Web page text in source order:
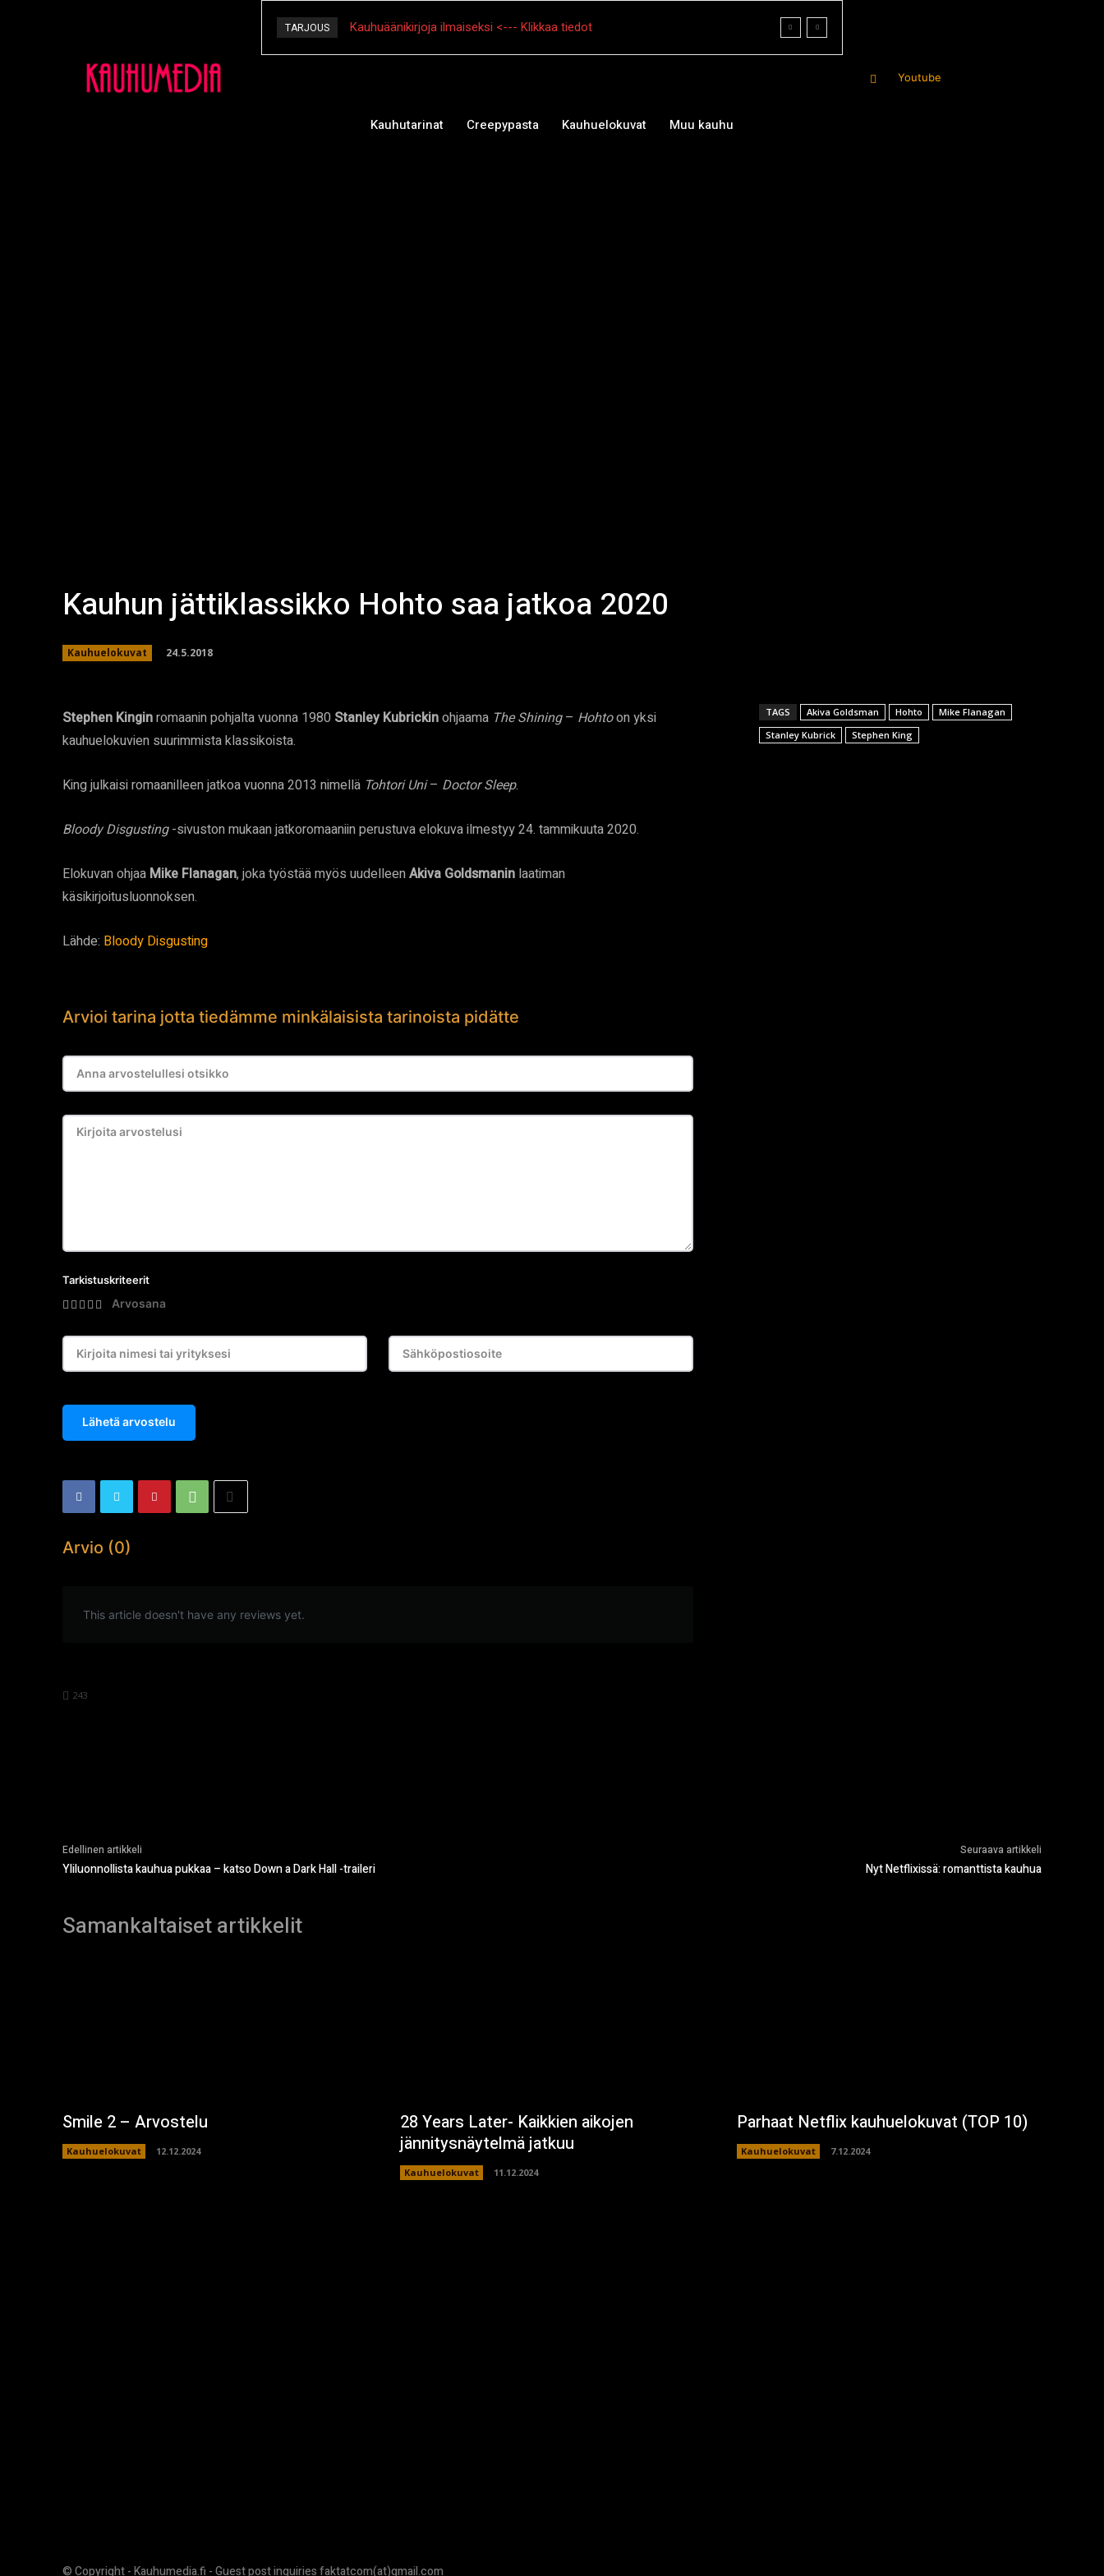
TARJOUS Kauhuäänikirjoja ilmaiseksi <--- Klikkaa tiedot
Kauhutarinat Creepypasta Kauhuelokuvat Muu kauhu
Youtube
Kauhun jättiklassikko Hohto saa jatkoa 2020
Kauhuelokuvat 24.5.2018
Stephen Kinginromaanin pohjalta vuonna 1980 Stanley Kubrickinohjaama The Shining– Hohtoon yksi
kauhuelokuvien suurimmista klassikoista.
King julkaisi romaanilleen jatkoa vuonna 2013 nimellä Tohtori Uni– Doctor Sleep.
Bloody Disgusting-sivuston mukaan jatkoromaaniin perustuva elokuva ilmestyy 24. tammikuuta 2020.
Elokuvan ohjaa Mike Flanagan, joka työstää myös uudelleenAkiva Goldsmanin laatiman
käsikirjoitusluonnoksen.
Lähde: Bloody Disgusting
Arvioi tarina jotta tiedämme minkälaisista tarinoista pidätte
Tarkistuskriteerit
Arvosana
Lähetä arvostelu
Arvio (0)
This article doesn't have any reviews yet.
243
TAGS Akiva Goldsman Hohto
Mike Flanagan
Stanley Kubrick
Stephen King
Edellinen artikkeli
Yliluonnollista kauhua pukkaa – katso Down a Dark Hall -traileri
Seuraava artikkeli
Nyt Netflixissä: romanttista kauhua
Samankaltaiset artikkelit
Smile 2 – Arvostelu
Kauhuelokuvat 12.12.2024
28 Years Later- Kaikkien aikojen
jännitysnäytelmä jatkuu
Kauhuelokuvat 11.12.2024
Parhaat Netflix kauhuelokuvat (TOP 10)
Kauhuelokuvat 7.12.2024
© Copyright - Kauhumedia.fi - Guest post inquiries faktatcom(at)gmail.com